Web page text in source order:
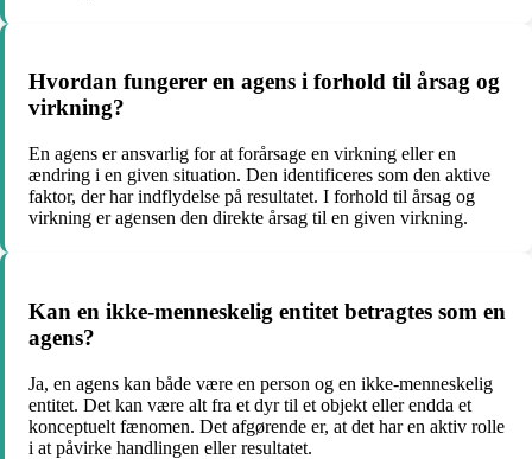
Hvordan fungerer en agens i forhold til årsag og
virkning?
En agens er ansvarlig for at forårsage en virkning eller en
ændring i en given situation. Den identificeres som den aktive
faktor, der har indflydelse på resultatet. I forhold til årsag og
virkning er agensen den direkte årsag til en given virkning.
Kan en ikke-menneskelig entitet betragtes som en
agens?
Ja, en agens kan både være en person og en ikke-menneskelig
entitet. Det kan være alt fra et dyr til et objekt eller endda et
konceptuelt fænomen. Det afgørende er, at det har en aktiv rolle
i at påvirke handlingen eller resultatet.